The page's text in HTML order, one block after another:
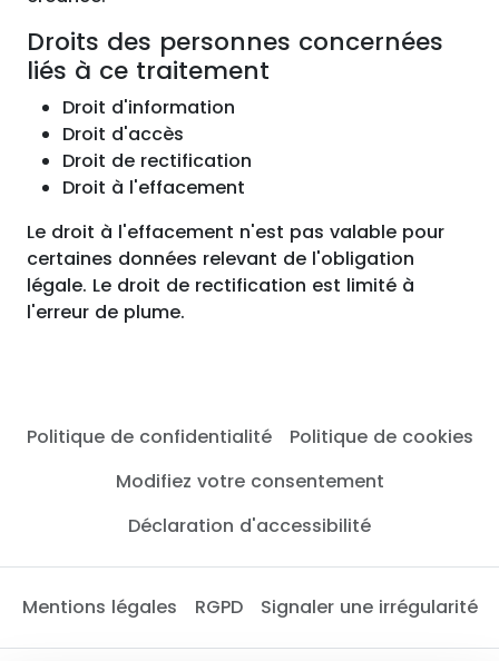
Droits des personnes concernées
liés à ce traitement
Droit d'information
Droit d'accès
Droit de rectification
Droit à l'effacement
Le droit à l'effacement n'est pas valable pour
certaines données relevant de l'obligation
légale. Le droit de rectification est limité à
l'erreur de plume.
Politique de confidentialité
Politique de cookies
Modifiez votre consentement
Déclaration d'accessibilité
Mentions légales RGPD Signaler une irrégularité